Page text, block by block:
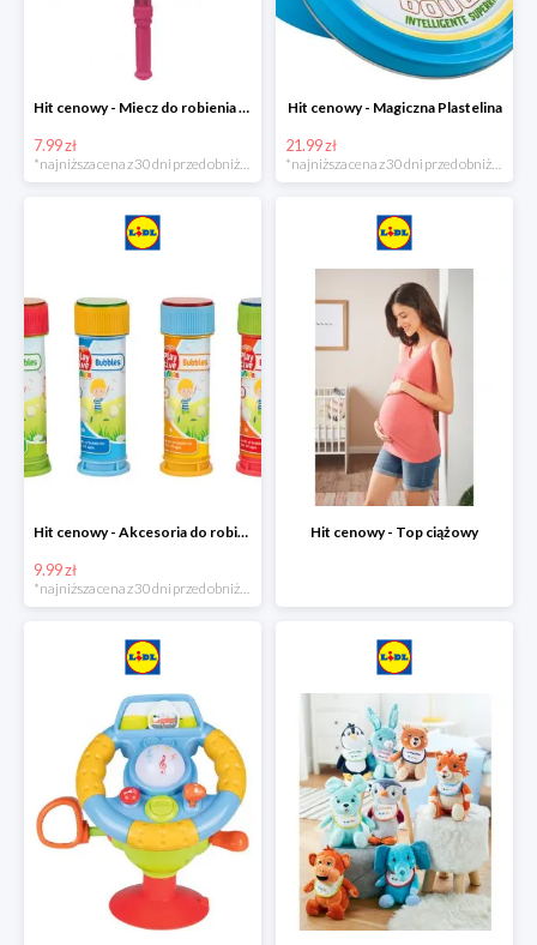
Hit cenowy - Miecz do robienia baniek mydlanych
7.99 zł
Hit cenowy - Magiczna Plastelina
21.99 zł
Hit cenowy - Akcesoria do robienia baniek
9.99 zł
Hit cenowy - Top ciążowy